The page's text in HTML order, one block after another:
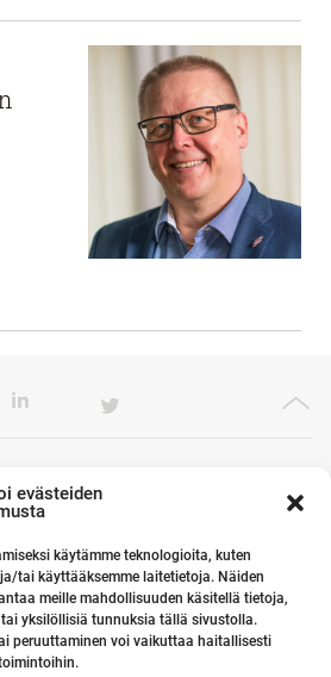
evästeiden
käytämme teknologioita, kuten
tai käyttääksemme laitetietoja. Näiden
meille mahdollisuuden käsitellä tietoja,
yksilöllisiä tunnuksia tällä sivustolla.
peruuttaminen voi vaikuttaa haitallisesti